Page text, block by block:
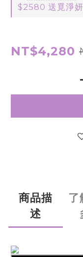
$2580 送覓淨
NT$4,280
商品描
述
了